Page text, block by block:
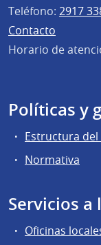
Teléfono: 2917
Contacto
Horario de
Políticas y
Estructura
Normativa
Servicios a
Oficinas